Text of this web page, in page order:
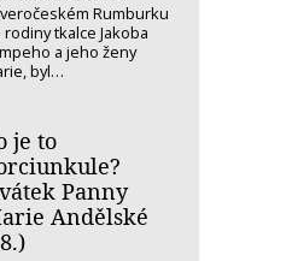
Rumburku
rodiny tkalce Jakoba
a jeho ženy
byl…
je to
Panny
Andělské